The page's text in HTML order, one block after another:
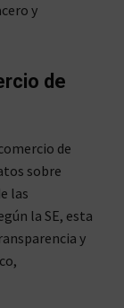
y
de
de
sobre
las
la SE, esta
y